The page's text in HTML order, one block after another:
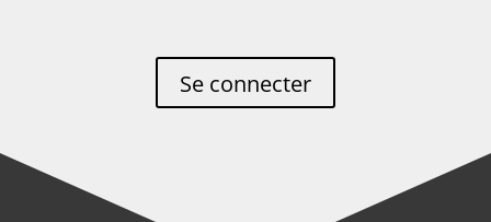
Se connecter